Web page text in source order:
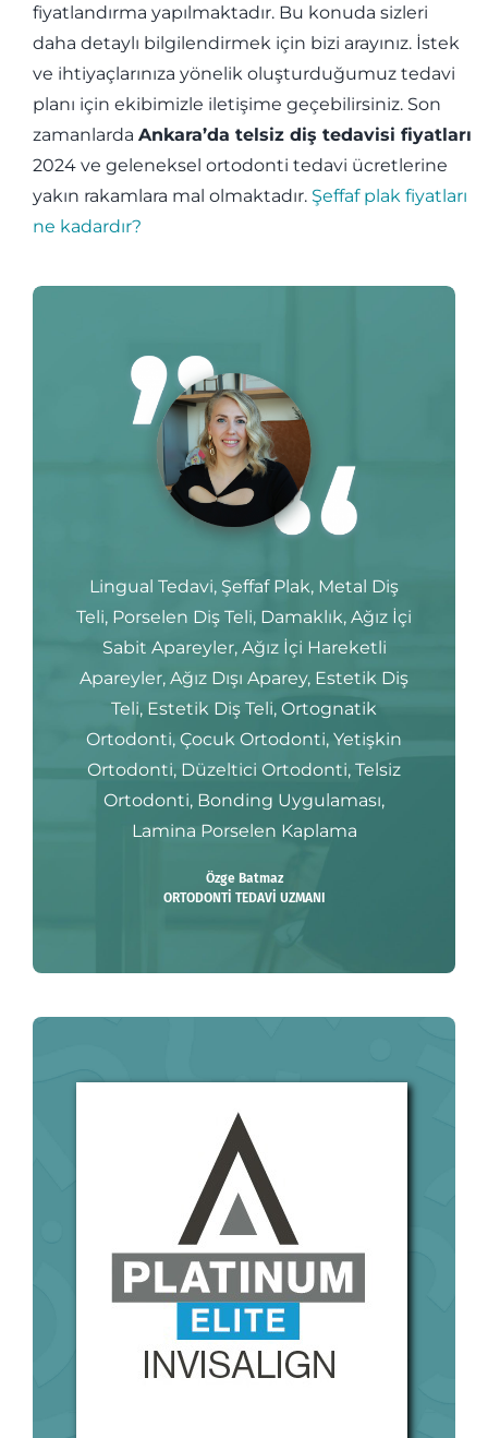
fiyatlandırma yapılmaktadır. Bu konuda sizleri
daha detaylı bilgilendirmek için bizi arayınız. İstek
ve ihtiyaçlarınıza yönelik oluşturduğumuz tedavi
planı için ekibimizle iletişime geçebilirsiniz. Son
zamanlarda Ankara’da telsiz diş tedavisi fiyatları
2024 ve geleneksel ortodonti tedavi ücretlerine
yakın rakamlara mal olmaktadır. Şeffaf plak fiyatları
ne kadardır?
Lingual Tedavi, Şeffaf Plak, Metal Diş
Teli, Porselen Diş Teli, Damaklık, Ağız İçi
Sabit Apareyler, Ağız İçi Hareketli
Apareyler, Ağız Dışı Aparey, Estetik Diş
Teli, Estetik Diş Teli, Ortognatik
Ortodonti, Çocuk Ortodonti, Yetişkin
Ortodonti, Düzeltici Ortodonti, Telsiz
Ortodonti, Bonding Uygulaması,
Lamina Porselen Kaplama
Özge Batmaz
ORTODONTİ TEDAVİ UZMANI